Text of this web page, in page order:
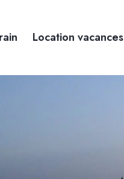
Location vacances